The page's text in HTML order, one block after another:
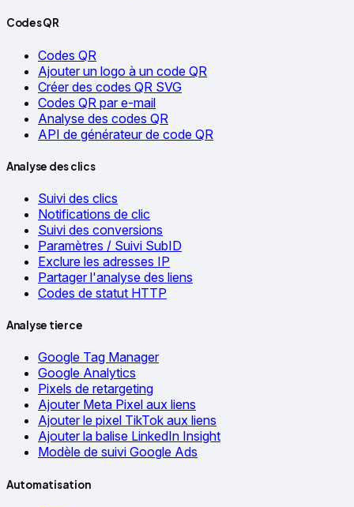
Codes QR
Codes QR
Ajouter un logo à un code QR
Créer des codes QR SVG
Codes QR par e-mail
Analyse des codes QR
API de générateur de code QR
Analyse des clics
Suivi des clics
Notifications de clic
Suivi des conversions
Paramètres / Suivi SubID
Exclure les adresses IP
Partager l'analyse des liens
Codes de statut HTTP
Analyse tierce
Google Tag Manager
Google Analytics
Pixels de retargeting
Ajouter Meta Pixel aux liens
Ajouter le pixel TikTok aux liens
Ajouter la balise LinkedIn Insight
Modèle de suivi Google Ads
Automatisation